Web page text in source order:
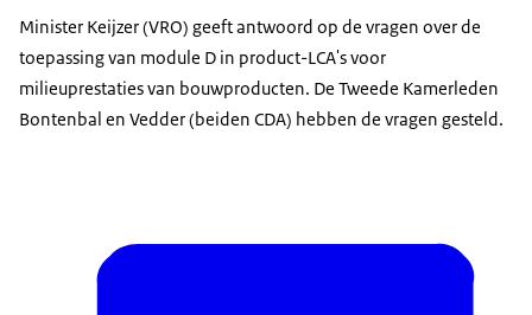
Minister Keijzer (VRO) geeft antwoord op de vragen over de
toepassing van module D in product-LCA's voor
milieuprestaties van bouwproducten. De Tweede Kamerleden
Bontenbal en Vedder (beiden CDA) hebben de vragen gesteld.